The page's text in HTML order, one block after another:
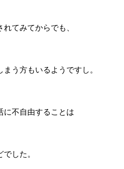
てみてからでも、
う方もいるようですし。
に不自由することは
した。